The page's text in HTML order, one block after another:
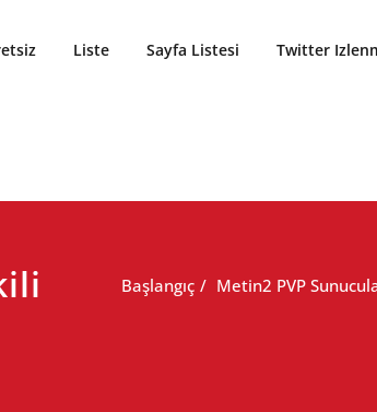
Liste Sayfa Listesi Twitter
Başlangıç Metin2 PVP